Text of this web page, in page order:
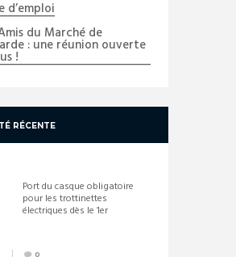
d’emploi
du Marché de
: une réunion ouverte
!
RÉCENTE
Port du casque obligatoire
pour les trottinettes
électriques dès le 1er
0